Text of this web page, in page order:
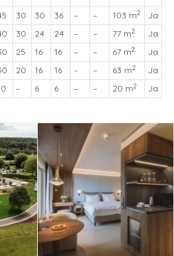
30 30 36 – – 103 m2
Ja
30 24 24 – – 77 m2
Ja
25 16 16 – – 67 m2
Ja
20 16 16 – – 63 m2
Ja
– 6 6 – – 20 m2 Ja